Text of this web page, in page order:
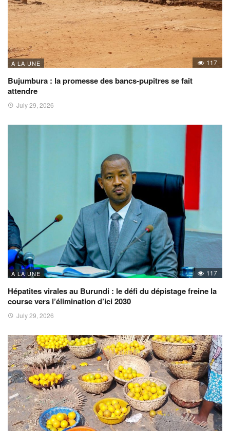
A LA UNE 117
Bujumbura : la promesse des bancs-pupitres se fait
attendre
July 29, 2026
A LA UNE 117
Hépatites virales au Burundi : le défi du dépistage freine la
course vers l’élimination d’ici 2030
July 29, 2026